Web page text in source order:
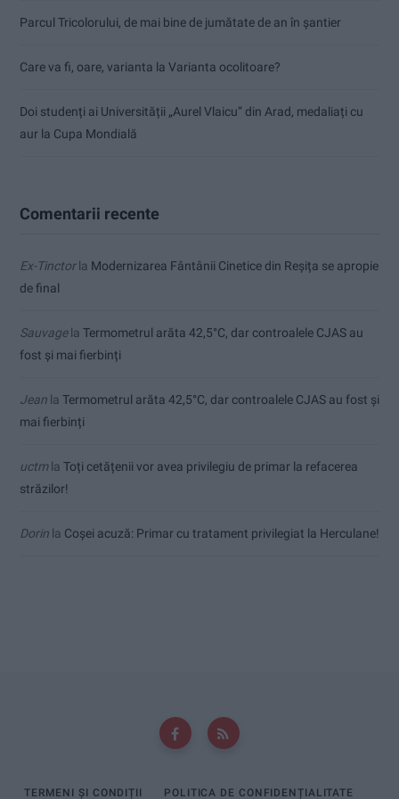
Parcul Tricolorului, de mai bine de jumătate de an în șantier
Care va fi, oare, varianta la Varianta ocolitoare?
Doi studenți ai Universității „Aurel Vlaicu” din Arad, medaliați cu
aur la Cupa Mondială
Comentarii recente
Ex-Tinctorla Modernizarea Fântânii Cinetice din Reșița se apropie
de final
Sauvagela Termometrul arăta 42,5°C, dar controalele CJAS au
fost și mai fierbinți
Jean la Termometrul arăta 42,5°C, dar controalele CJAS au fost și
mai fierbinți
uctmla Toți cetățenii vor avea privilegiu de primar la refacerea
străzilor!
Dorin la Coșei acuză: Primar cu tratament privilegiat la Herculane!
TERMENI ȘI CONDIȚII POLITICA DE CONFIDENȚIALITATE